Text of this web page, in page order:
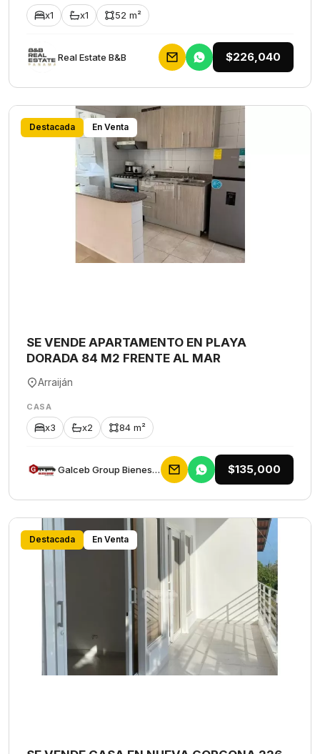
x1 x1 52 m²
Rеаl Еstаtе В&В $226,040
Destacada En Venta
SE VENDE APARTAMENTO EN PLAYA
DORADA 84 M2 FRENTE AL MAR
Arraiján
CASA
x3 x2 84 m²
Galceb Group Bienes Raices $135,000
Destacada En Venta